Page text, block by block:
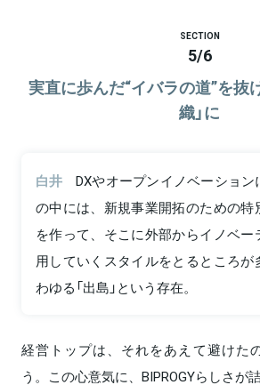
SECTION
5/6
実直に歩んだ“イバラの道”を抜
織」に
白井
DXやオープンイノベーショ
の中には、新規事業開拓のための特
を作って、そこに外部からイノベー
用していくスタイルをとるところが
わゆる「出島」という存在。
経営トップは、それをあえて避けた
う。この心意気に、BIPROGYらしさが